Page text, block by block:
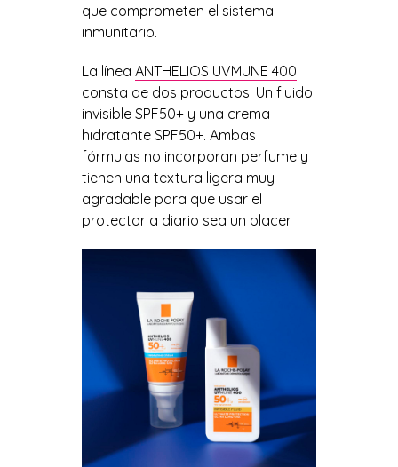
que comprometen el sistema
inmunitario.
La línea ANTHELIOS UVMUNE 400
consta de dos productos: Un fluido
invisible SPF50+ y una crema
hidratante SPF50+. Ambas
fórmulas no incorporan perfume y
tienen una textura ligera muy
agradable para que usar el
protector a diario sea un placer.